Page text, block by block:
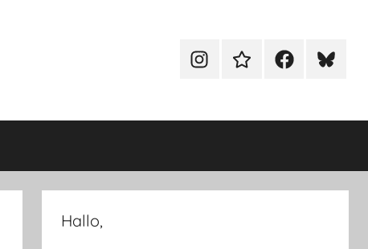
MenüeintragMenüeintragMenüeintrag
Hallo,